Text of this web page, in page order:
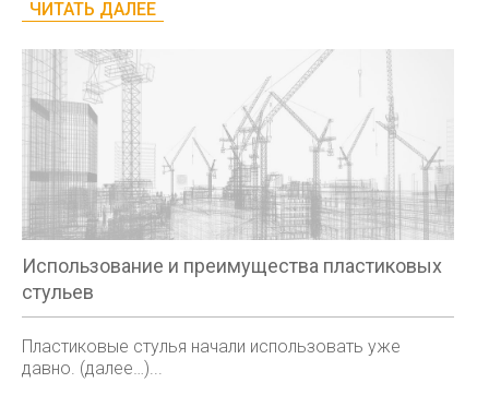
ЧИТАТЬ ДАЛЕЕ
Использование и преимущества пластиковых
стульев
Пластиковые стулья начали использовать уже
давно. (далее…)...